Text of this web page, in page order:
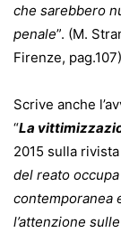
che sarebbero
penale”. (M.
Firenze,
Scrive anche
“La
2015 sulla rivista
del reato
contemporanea
l’attenzione